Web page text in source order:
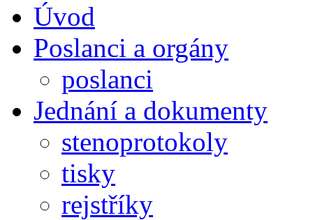
Úvod
Poslanci a orgány
poslanci
Jednání a dokumenty
stenoprotokoly
tisky
rejstříky